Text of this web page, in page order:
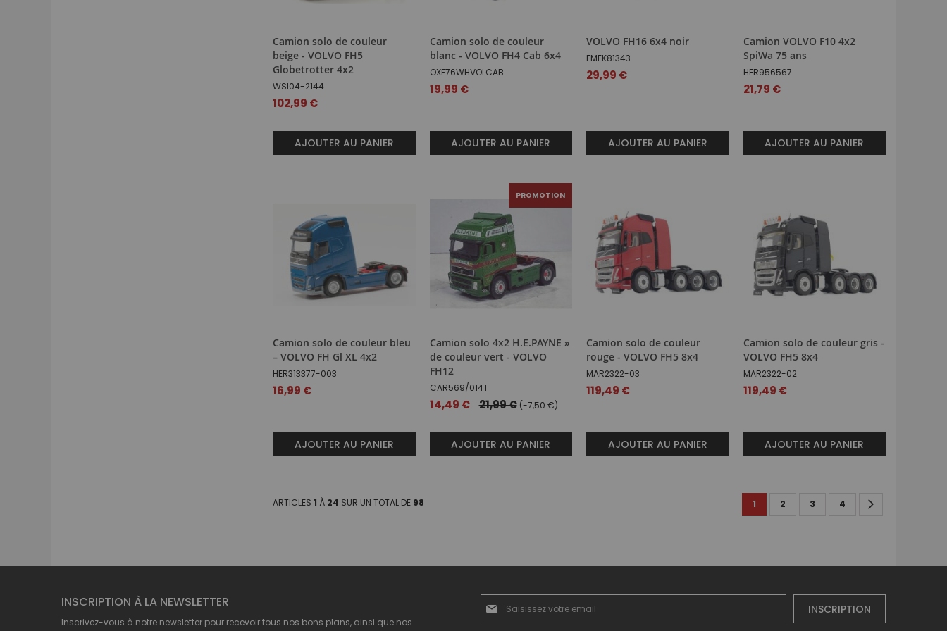
Camion solo de couleur
beige - VOLVO FH5
Globetrotter 4x2
WSI04-2144
102,99 €
AJOUTER AU PANIER
Camion solo de couleur
blanc - VOLVO FH4 Cab 6x4
OXF76WHVOLCAB
19,99 €
AJOUTER AU PANIER
VOLVO FH16 6x4 noir
EMEK81343
29,99 €
AJOUTER AU PANIER
Camion VOLVO F10 4x2
SpiWa 75 ans
HER956567
21,79 €
AJOUTER AU PANIER
Camion solo de couleur bleu
– VOLVO FH Gl XL 4x2
HER313377-003
16,99 €
AJOUTER AU PANIER
PROMOTION
Camion solo 4x2 H.E.PAYNE »
de couleur vert - VOLVO
FH12
CAR569/014T
Prix
14,49 € 21,99 € (-7,50 €)
AJOUTER AU PANIER
Camion solo de couleur
rouge - VOLVO FH5 8x4
MAR2322-03
119,49 €
AJOUTER AU PANIER
Camion solo de couleur gris -
VOLVO FH5 8x4
MAR2322-02
119,49 €
AJOUTER AU PANIER
ARTICLES 1 À 24 SUR UN TOTAL DE 98 You're currently reading page
1 Page
2 Page
3 Page
4
INSCRIPTION À LA NEWSLETTER
Inscrivez-vous à notre newsletter pour recevoir tous nos bons plans, ainsi que nos
notre
INSCRIPTION